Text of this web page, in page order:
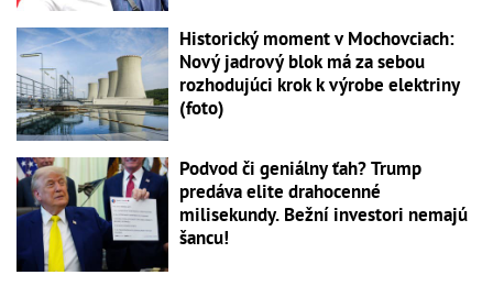
Historický moment v Mochovciach:
Nový jadrový blok má za sebou
rozhodujúci krok k výrobe elektriny
(foto)
Podvod či geniálny ťah? Trump
predáva elite drahocenné
milisekundy. Bežní investori nemajú
šancu!